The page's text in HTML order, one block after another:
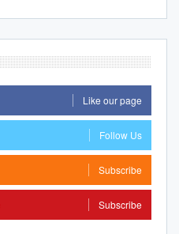
Like our page
Follow Us
Subscribe
Subscribe